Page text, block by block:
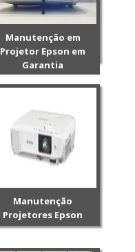
Manutenção em
Projetor Epson em
Garantia
Manutenção
Projetores Epson